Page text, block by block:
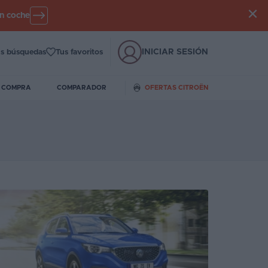
coche
búsquedas Tus favoritos INICIAR SESIÓN
COMPARADOR OFERTAS CITROËN